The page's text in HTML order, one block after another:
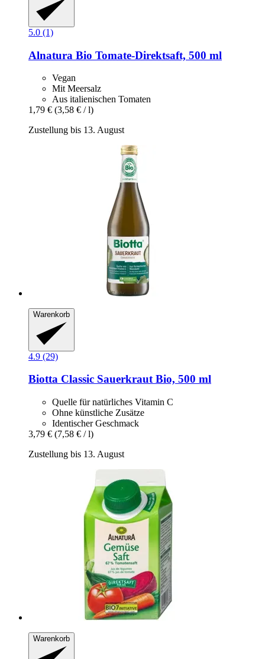
5.0 (1)
Alnatura Bio Tomate-​Direktsaft, 500 ml
Vegan
Mit Meersalz
Aus italienischen Tomaten
1,79 € (3,58 € / l)
Zustellung bis 13. August
Warenkorb
4.9 (29)
Biotta Classic Sauerkraut Bio, 500 ml
Quelle für natürliches Vitamin C
Ohne künstliche Zusätze
Identischer Geschmack
3,79 € (7,58 € / l)
Zustellung bis 13. August
Warenkorb